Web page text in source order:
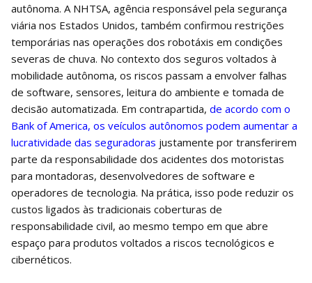
autônoma. A NHTSA, agência responsável pela segurança
viária nos Estados Unidos, também confirmou restrições
temporárias nas operações dos robotáxis em condições
severas de chuva. No contexto dos seguros voltados à
mobilidade autônoma, os riscos passam a envolver falhas
de software, sensores, leitura do ambiente e tomada de
decisão automatizada. Em contrapartida, de acordo com o
Bank of America, os veículos autônomos podem aumentar a
lucratividade das seguradoras justamente por transferirem
parte da responsabilidade dos acidentes dos motoristas
para montadoras, desenvolvedores de software e
operadores de tecnologia. Na prática, isso pode reduzir os
custos ligados às tradicionais coberturas de
responsabilidade civil, ao mesmo tempo em que abre
espaço para produtos voltados a riscos tecnológicos e
cibernéticos.